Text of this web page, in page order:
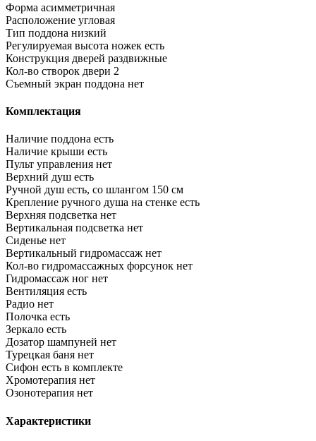
Форма асимметричная
Расположение угловая
Тип поддона низкий
Регулируемая высота ножек есть
Конструкция дверей раздвижные
Кол-во створок двери 2
Съемный экран поддона нет
Комплектация
Наличие поддона есть
Наличие крыши есть
Пульт управления нет
Верхний душ есть
Ручной душ есть, со шлангом 150 см
Крепление ручного душа на стенке есть
Верхняя подсветка нет
Вертикальная подсветка нет
Сиденье нет
Вертикальный гидромассаж нет
Кол-во гидромассажных форсунок нет
Гидромассаж ног нет
Вентиляция есть
Радио нет
Полочка есть
Зеркало есть
Дозатор шампуней нет
Турецкая баня нет
Сифон есть в комплекте
Хромотерапия нет
Озонотерапия нет
Характеристики